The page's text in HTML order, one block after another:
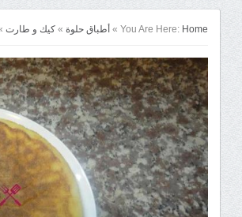
You Are Here: Home
» أطباق حلوة » كيك و طارت